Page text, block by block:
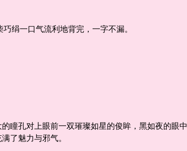
绢一口气流利地背完，一字不漏。
孔对上眼前一双璀璨如星的俊眸，黑如夜的眼中
了魅力与邪气。